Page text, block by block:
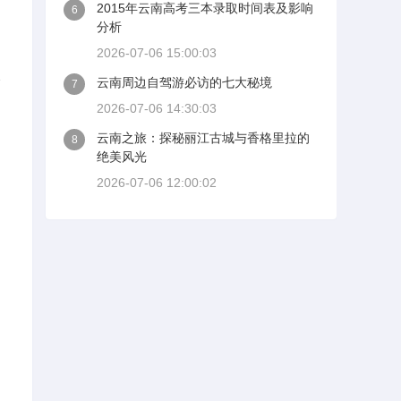
6
2015年云南高考三本录取时间表及影响
分析
2026-07-06 15:00:03
7
云南周边自驾游必访的七大秘境
2026-07-06 14:30:03
8
云南之旅：探秘丽江古城与香格里拉的
绝美风光
2026-07-06 12:00:02